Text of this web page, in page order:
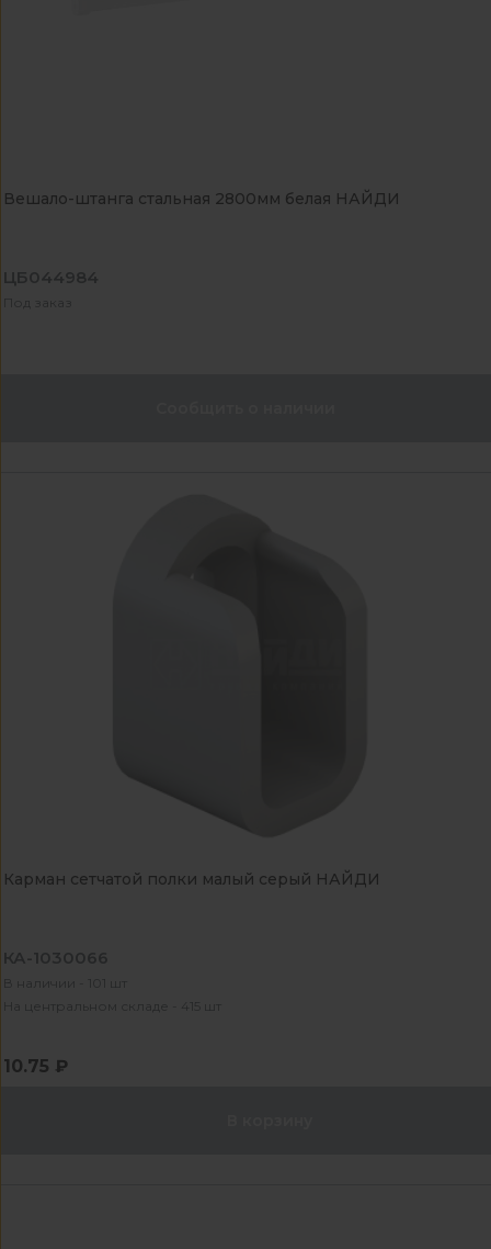
Вешало-штанга стальная 2800мм белая НАЙДИ
ЦБ044984
Под заказ
Карман сетчатой полки малый серый НАЙДИ
КА-1030066
В наличии - 101 шт
На центральном складе - 415 шт
10.75 ₽